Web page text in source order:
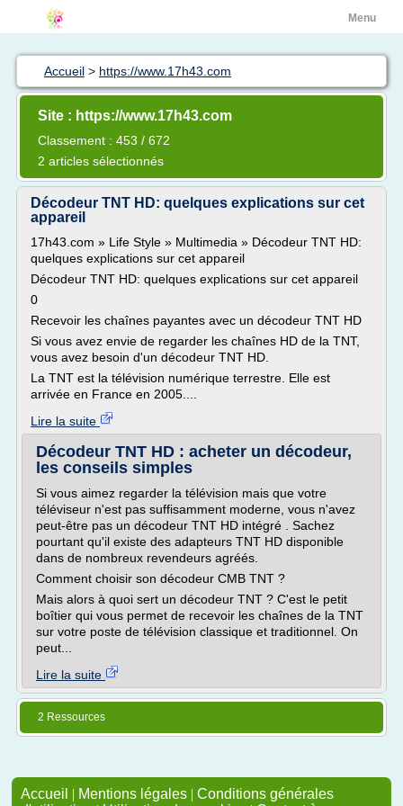
Menu
Accueil > https://www.17h43.com
Site : https://www.17h43.com
Classement : 453 / 672
2 articles sélectionnés
Décodeur TNT HD: quelques explications sur cet
appareil
17h43.com » Life Style » Multimedia » Décodeur TNT HD:
quelques explications sur cet appareil
Décodeur TNT HD: quelques explications sur cet appareil
0
Recevoir les chaînes payantes avec un décodeur TNT HD
Si vous avez envie de regarder les chaînes HD de la TNT,
vous avez besoin d'un décodeur TNT HD.
La TNT est la télévision numérique terrestre. Elle est
arrivée en France en 2005....
Lire la suite
Décodeur TNT HD : acheter un décodeur,
les conseils simples
Si vous aimez regarder la télévision mais que votre
téléviseur n'est pas suffisamment moderne, vous n'avez
peut-être pas un décodeur TNT HD intégré . Sachez
pourtant qu'il existe des adapteurs TNT HD disponible
dans de nombreux revendeurs agréés.
Comment choisir son décodeur CMB TNT ?
Mais alors à quoi sert un décodeur TNT ? C'est le petit
boîtier qui vous permet de recevoir les chaînes de la TNT
sur votre poste de télévision classique et traditionnel. On
peut...
Lire la suite
2 Ressources
Accueil | Mentions légales | Conditions générales